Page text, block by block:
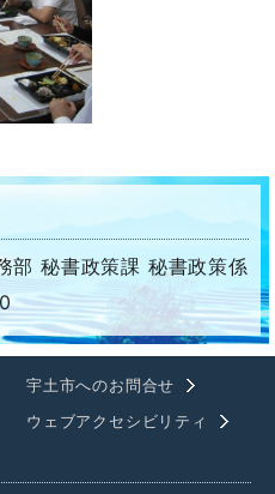
部 秘書政策課 秘書政策係
宇土市へのお問合せ
ウェブアクセシビリティ